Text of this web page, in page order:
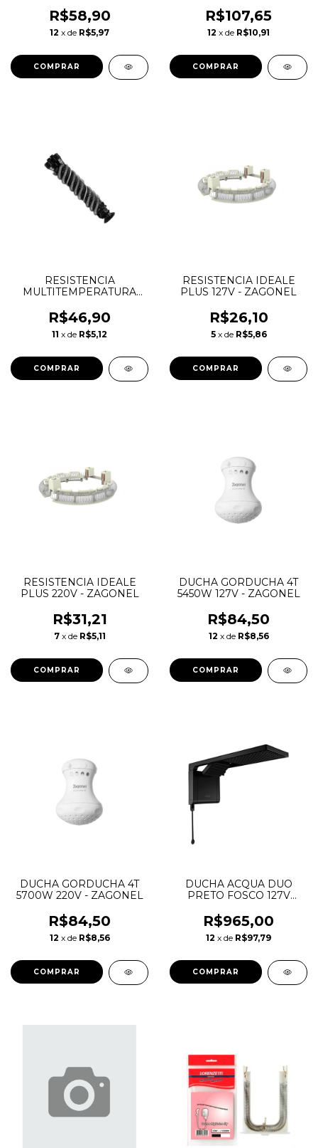
SANCHEZ
R$58,90
12 x de R$5,97
R$107,65
12 x de R$10,91
RESISTENCIA
MULTITEMPERATURA
R$46,90
11 x de R$5,12
RESISTENCIA IDEALE
PLUS 127V - ZAGONEL
R$26,10
5 x de R$5,86
RESISTENCIA IDEALE
PLUS 220V - ZAGONEL
R$31,21
7 x de R$5,11
DUCHA GORDUCHA 4T
5450W 127V - ZAGONEL
R$84,50
12 x de R$8,56
DUCHA GORDUCHA 4T
5700W 220V - ZAGONEL
R$84,50
12 x de R$8,56
DUCHA ACQUA DUO
PRETO FOSCO 127V
R$965,00
12 x de R$97,79